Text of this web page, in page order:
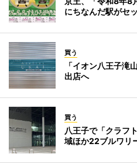
にちなんだ駅がセ
買う
「イオン八王子
出店へ
買う
八王子で「クラフ
域ほか22ブルワリ